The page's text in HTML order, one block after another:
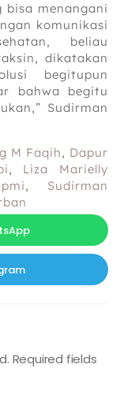
bisa menangani
komunikasi
beliau
dikatakan
begitupun
bahwa begitu
Sudirman
M Faqih, Dapur
, Liza Marielly
pmi, Sudirman
Required fields